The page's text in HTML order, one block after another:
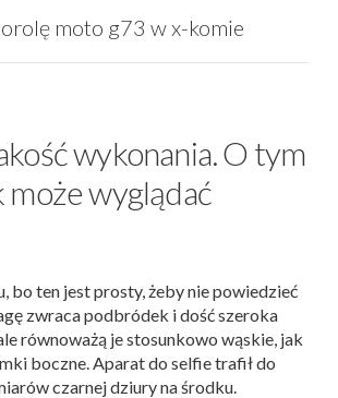
moto g73 w x-komie
wykonania. O tym
może wyglądać
bo ten jest prosty, żeby nie powiedzieć
zwraca podbródek i dość szeroka
równoważą je stosunkowo wąskie, jak
boczne. Aparat do selfie trafił do
czarnej dziury na środku.